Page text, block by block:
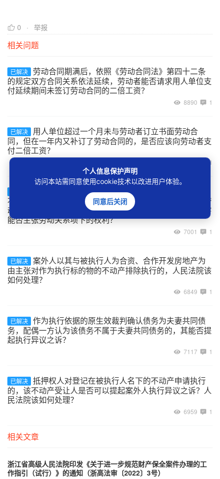
0 举报
相关问题
已解决
劳动合同期满后，依照《劳动合同法》第四十二条
的规定双方合同关系依法延续，劳动者能否请求用人单位支
付延续期间未签订劳动合同的二倍工资？
8890 1
已解决
用人单位超过一个月未与劳动者订立书面劳动合
同，但在一年内又补订了劳动合同的，是否应该向劳动者支
付二倍工资？
1
建设工程的承包单位将工程非法转包、违法分包给
不具备用工主体资格的实际施工人，实际施工人自行招用劳
动者的用工关系如何认定，及劳动者在工程施工中受到伤害
能否主张劳动关系项下的权利？
7001 1
已解决 案外人以其与被执行人为合资、合作开发房地产为
由主张对作为执行标的物的不动产排除执行的，人民法院该
如何处理？
6849 1
已解决 作为执行依据的原生效裁判确认债务为夫妻共同债
务，配偶一方认为该债务不属于夫妻共同债务的，其能否提
起执行异议之诉？
7117 1
已解决 抵押权人对登记在被执行人名下的不动产申请执行
的，该不动产受让人是否可以提起案外人执行异议之诉？人
民法院该如何处理？
6959 1
相关文章
浙江省高级人民法院印发《关于进一步规范财产保全案件办理的工
作指引（试行）》的通知（浙高法审〔2022〕3号）
个人信息保护声明
访问本站需同意使用cookie技术以改进用户体验。
同意后关闭